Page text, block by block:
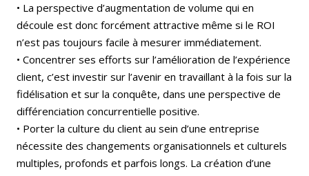
• La perspective d’augmentation de volume qui en
découle est donc forcément attractive même si le ROI
n’est pas toujours facile à mesurer immédiatement.
• Concentrer ses efforts sur l’amélioration de l’expérience
client, c’est investir sur l’avenir en travaillant à la fois sur la
fidélisation et sur la conquête, dans une perspective de
différenciation concurrentielle positive.
• Porter la culture du client au sein d’une entreprise
nécessite des changements organisationnels et culturels
multiples, profonds et parfois longs. La création d’une